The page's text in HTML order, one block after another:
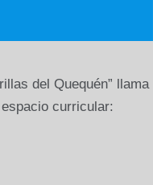
del Quequén” llama
curricular: